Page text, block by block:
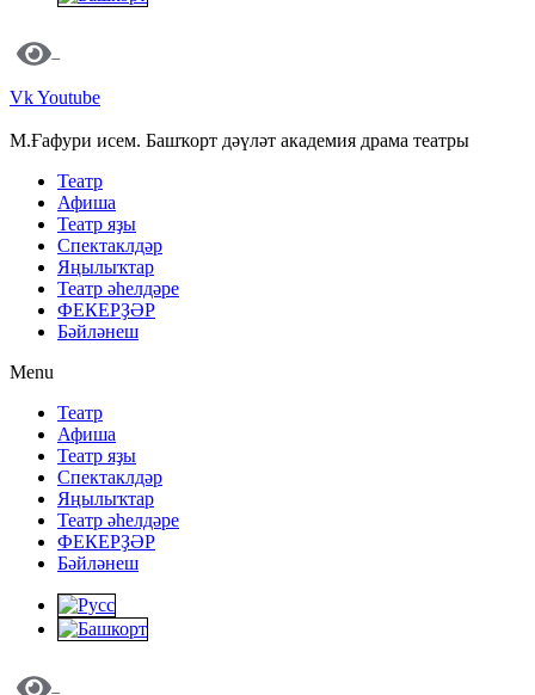
VkYoutube
М.Ғафури исем. Башҡорт дәүләт академия драма театры
Театр
Афиша
Театр яҙы
Спектаклдәр
Яңылыҡтар
Театр әһелдәре
ФЕКЕРҘӘР
Бәйләнеш
Menu
Театр
Афиша
Театр яҙы
Спектаклдәр
Яңылыҡтар
Театр әһелдәре
ФЕКЕРҘӘР
Бәйләнеш